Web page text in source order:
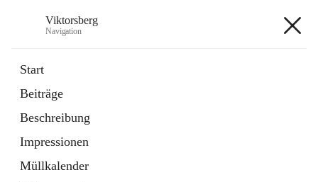
Viktorsberg
Navigation
Start
Beiträge
Beschreibung
Impressionen
Müllkalender
1 Schnellzugriff
Bürgerservice
10 Schnellzugriffe